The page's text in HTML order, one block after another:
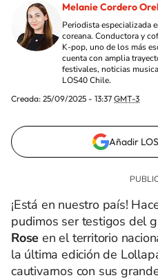
Melanie Cordero
Periodista especializada
coreana. Conductora y
K-pop, uno de los más
cuenta con amplia
festivales, noticias
LOS40 Chile.
Creada: 25/09/2025 - 13:37 GMT-3
Añadir
¡Está en nuestro país!
pudimos ser testigos del
Rose en el territorio
la última edición de
cautivarnos con sus